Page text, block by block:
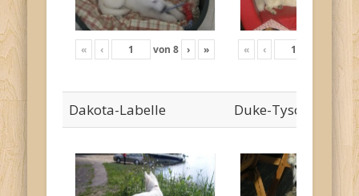
« ‹ von8 › » « ‹
Dakota-Labelle Duke-Tyson